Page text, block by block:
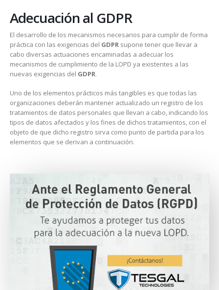
Adecuación al GDPR
El desarrollo de los mecanismos necesarios para cumplir de forma
práctica con las exigencias del GDPR supone tener que llevar a
cabo diversas actuaciones encaminadas a adecuar los
mecanismos de cumplimiento de la LOPD ya existentes a las
nuevas exigencias del GDPR.
Uno de los elementos prácticos más tangibles es que todas las
organizaciones deberán mantener actualizado un registro de los
tratamientos de datos personales que llevan a cabo, indicando los
tipos de datos afectados y los fines de dichos tratamientos, con el
objeto de que dicho registro sirva como punto de partida para los
elementos que se derivan a continuación.